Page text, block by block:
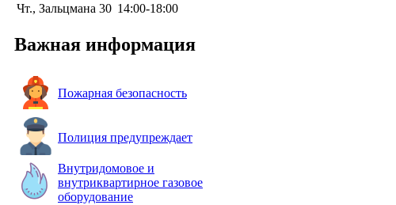
Чт., Зальцмана 30 14:00-18:00
Важная информация
Пожарная безопасность
Полиция предупреждает
Внутридомовое и
внутриквартирное газовое
оборудование